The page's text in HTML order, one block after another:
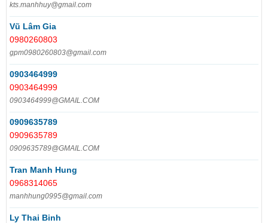
kts.manhhuy@gmail.com
Vũ Lâm Gia
0980260803
gpm0980260803@gmail.com
0903464999
0903464999
0903464999@GMAIL.COM
0909635789
0909635789
0909635789@GMAIL.COM
Tran Manh Hung
0968314065
manhhung0995@gmail.com
Ly Thai Binh